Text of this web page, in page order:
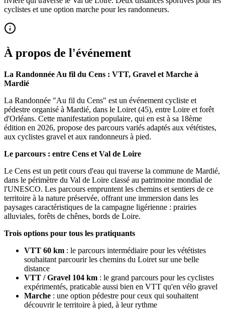
cyclistes et une option marche pour les randonneurs.
À propos de l'événement
La Randonnée Au fil du Cens : VTT, Gravel et Marche à
Mardié
La Randonnée "Au fil du Cens" est un événement cycliste et
pédestre organisé à Mardié, dans le Loiret (45), entre Loire et forêt
d'Orléans. Cette manifestation populaire, qui en est à sa 18ème
édition en 2026, propose des parcours variés adaptés aux vététistes,
aux cyclistes gravel et aux randonneurs à pied.
Le parcours : entre Cens et Val de Loire
Le Cens est un petit cours d'eau qui traverse la commune de Mardié,
dans le périmètre du Val de Loire classé au patrimoine mondial de
l'UNESCO. Les parcours empruntent les chemins et sentiers de ce
territoire à la nature préservée, offrant une immersion dans les
paysages caractéristiques de la campagne ligérienne : prairies
alluviales, forêts de chênes, bords de Loire.
Trois options pour tous les pratiquants
VTT 60 km : le parcours intermédiaire pour les vététistes
souhaitant parcourir les chemins du Loiret sur une belle
distance
VTT / Gravel 104 km : le grand parcours pour les cyclistes
expérimentés, praticable aussi bien en VTT qu'en vélo gravel
Marche : une option pédestre pour ceux qui souhaitent
découvrir le territoire à pied, à leur rythme